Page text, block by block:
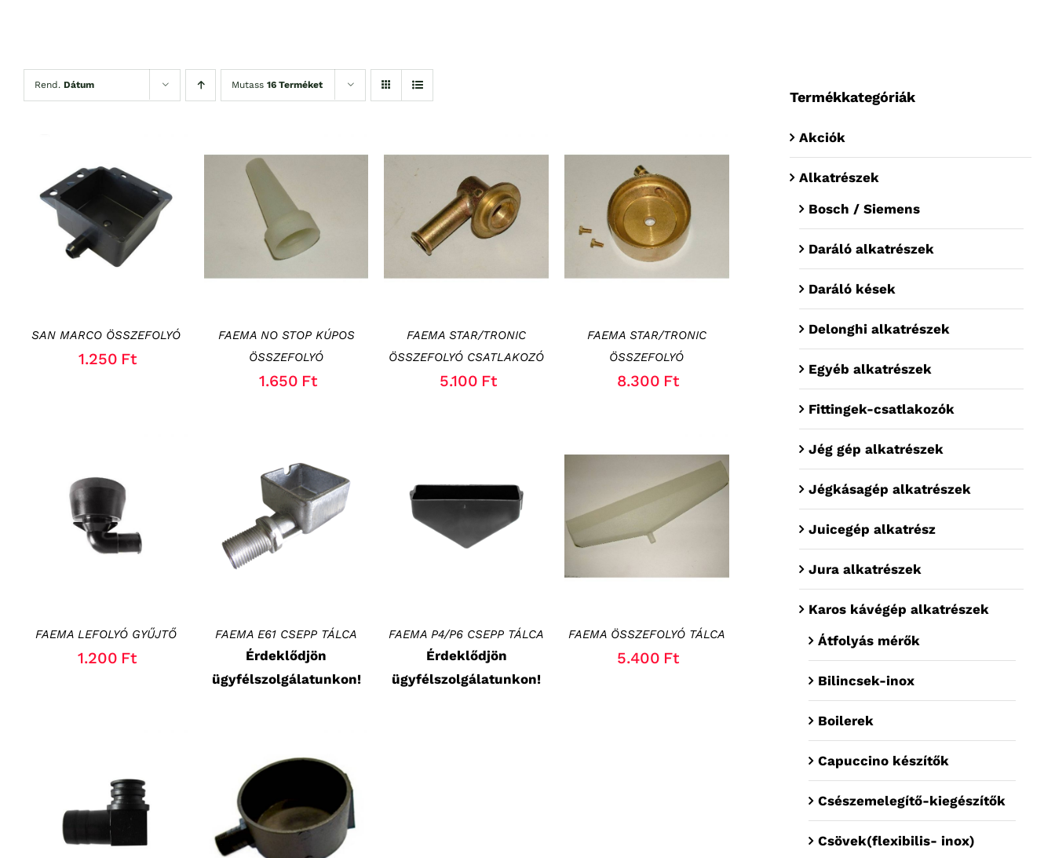
Rend. Dátum Mutass 16 Terméket
KOSÁRBA TESZEM
/
RÉSZLETEK
SAN MARCO ÖSSZEFOLYÓ
1.250 Ft
KOSÁRBA TESZEM
RÉSZLETEK
FAEMA NO STOP KÚPOS
ÖSSZEFOLYÓ
1.650 Ft
KOSÁRBA TESZEM
/
RÉSZLETEK
FAEMA STAR/TRONIC
ÖSSZEFOLYÓ CSATLAKOZÓ
5.100 Ft
KOSÁRBA TESZEM
RÉSZLETEK
FAEMA STAR/TRONIC
ÖSSZEFOLYÓ
8.300 Ft
KOSÁRBA TESZEM
RÉSZLETEK
FAEMA LEFOLYÓ GYŰJTŐ
1.200 Ft
RÉSZLETEK
FAEMA E61 CSEPP TÁLCA
Érdeklődjön
ügyfélszolgálatunkon!
FAEMA P4/P6 CSEPP TÁLCA
Érdeklődjön
ügyfélszolgálatunkon!
KOSÁRBA TESZEM
RÉSZLETEK
FAEMA ÖSSZEFOLYÓ TÁLCA
5.400 Ft
KOSÁRBA TESZEM
RÉSZLETEK
KOSÁRBA TESZEM
/
RÉSZLETEK
Termékkategóriák
Akciók
Alkatrészek
Bosch / Siemens
Daráló alkatrészek
Daráló kések
Delonghi alkatrészek
Egyéb alkatrészek
Fittingek-csatlakozók
Jég gép alkatrészek
Jégkásagép alkatrészek
Juicegép alkatrész
Jura alkatrészek
Karos kávégép alkatrészek
Átfolyás mérők
Bilincsek-inox
Boilerek
Capuccino készítők
Csészemelegítő-kiegészítők
Csövek(flexibilis- inox)